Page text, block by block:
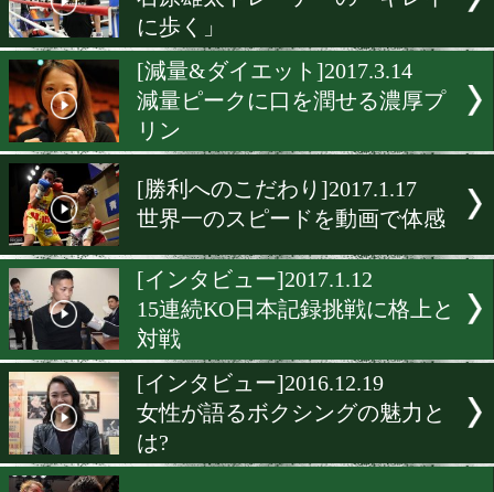
来選手が判定勝利
[ニュース]2017.7.24
スゴ痩せ石原トレーナー!
世界戦でセコンド
[スゴ痩せ]2017.7.13
石原雄太トレーナーの「キ
に歩く」
[減量&ダイエット
減量ピークに口を潤せる濃
リン
[勝利へのこだわり